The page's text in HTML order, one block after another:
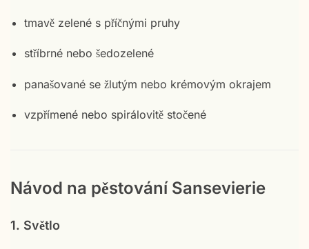
tmavě zelené s příčnými pruhy
stříbrné nebo šedozelené
panašované se žlutým nebo krémovým okrajem
vzpřímené nebo spirálovitě stočené
Návod na pěstování Sansevierie
1. Světlo